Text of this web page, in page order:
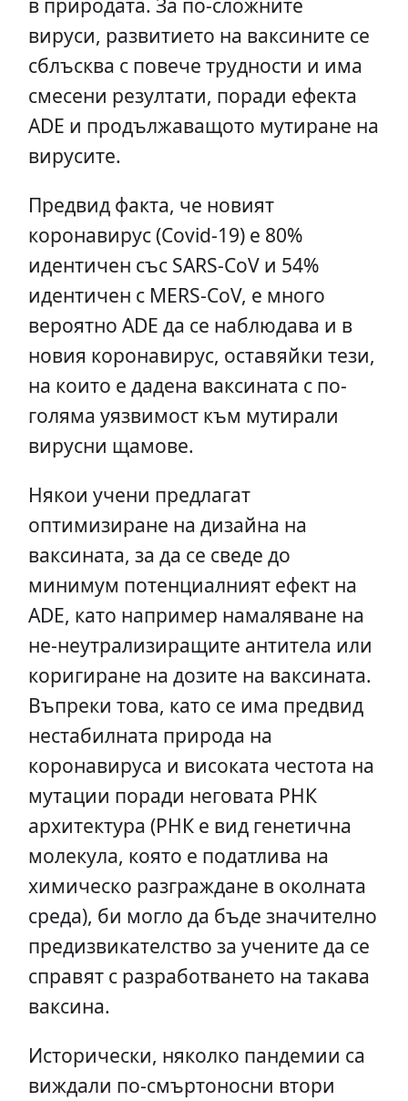
вируси, развитието на ваксините се
сблъсква с повече трудности и има
смесени резултати, поради ефекта
ADE и продължаващото мутиране на
вирусите.
Предвид факта, че новият
коронавирус (Covid-19) е 80%
идентичен със SARS-CoV и 54%
идентичен с MERS-CoV, е много
вероятно ADE да се наблюдава и в
новия коронавирус, оставяйки тези,
на които е дадена ваксината с по-
голяма уязвимост към мутирали
вирусни щамове.
Някои учени предлагат
оптимизиране на дизайна на
ваксината, за да се сведе до
минимум потенциалният ефект на
ADE, като например намаляване на
не-неутрализиращите антитела или
коригиране на дозите на ваксината.
Въпреки това, като се има предвид
нестабилната природа на
коронавируса и високата честота на
мутации поради неговата РНК
архитектура (РНК е вид генетична
молекула, която е податлива на
химическо разграждане в околната
среда), би могло да бъде значително
предизвикателство за учените да се
справят с разработването на такава
ваксина.
Исторически, няколко пандемии са
виждали по-смъртоносни втори